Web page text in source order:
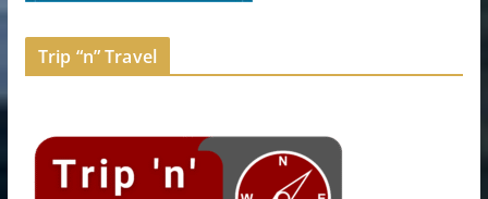
Trip “n” Travel